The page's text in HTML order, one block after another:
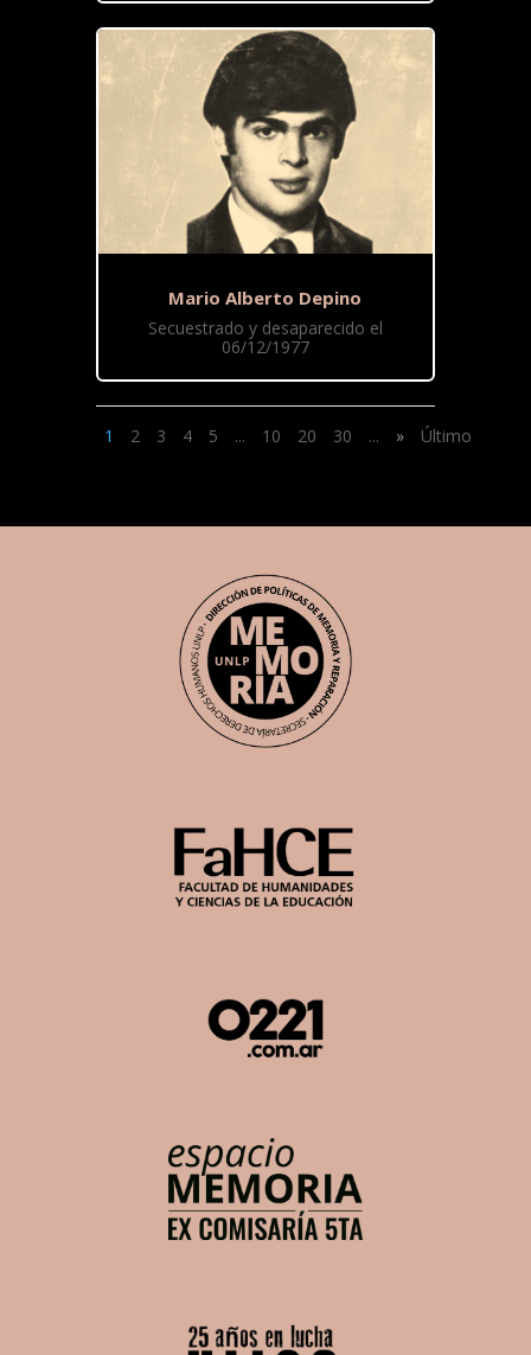
Mario Alberto Depino
Secuestrado y desaparecido el
06/12/1977
1 2 3 4 5 ... 10 20 30 ... » Último